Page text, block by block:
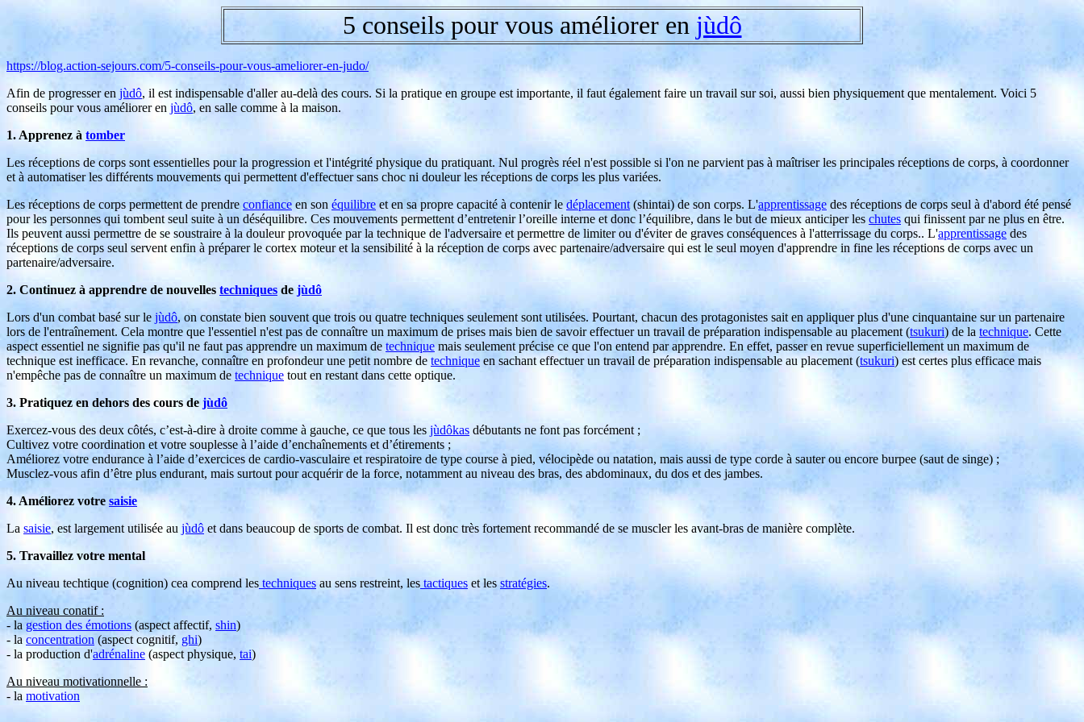
5 conseils pour vous améliorer enjùdô
https://blog.action-sejours.com/5-conseils-pour-vous-ameliorer-en-judo/
Afin de progresser en jùdô, il est indispensable d'aller au-delà des cours. Si la pratique en groupe est importante, il faut également faire un travail sur soi, aussi bien physiquement que mentalement. Voici 5
conseils pour vous améliorer en jùdô, en salle comme à la maison.
1. Apprenez à tomber
Les réceptions de corps sont essentielles pour la progression et l'intégrité physique du pratiquant. Nul progrès réel n'est possible si l'on ne parvient pas à maîtriser les principales réceptions de corps, à coordonner
et à automatiser les différents mouvements qui permettent d'effectuer sans choc ni douleur les réceptions de corps les plus variées.
Les réceptions de corps permettent de prendre confiance en son équilibre et en sa propre capacité à contenir le déplacement (shintai) de son corps. L'apprentissage des réceptions de corps seul à d'abord été pensé
pour les personnes qui tombent seul suite à un déséquilibre. Ces mouvements permettent d’entretenir l’oreille interne et donc l’équilibre, dans le but de mieux anticiper les chutes qui finissent par ne plus en être.
Ils peuvent aussi permettre de se soustraire à la douleur provoquée par la technique de l'adversaire et permettre de limiter ou d'éviter de graves conséquences à l'atterrissage du corps.. L'apprentissage des
réceptions de corps seul servent enfin à préparer le cortex moteur et la sensibilité à la réception de corps avec partenaire/adversaire qui est le seul moyen d'apprendre in fine les réceptions de corps avec un
partenaire/adversaire.
2. Continuez à apprendre de nouvelles techniques de jùdô
Lors d'un combat basé sur le jùdô, on constate bien souvent que trois ou quatre techniques seulement sont utilisées. Pourtant, chacun des protagonistes sait en appliquer plus d'une cinquantaine sur un partenaire
lors de l'entraînement. Cela montre que l'essentiel n'est pas de connaître un maximum de prises mais bien de savoir effectuer un travail de préparation indispensable au placement (tsukuri) de la technique. Cette
aspect essentiel ne signifie pas qu'il ne faut pas apprendre un maximum de technique mais seulement précise ce que l'on entend par apprendre. En effet, passer en revue superficiellement un maximum de
technique est inefficace. En revanche, connaître en profondeur une petit nombre de technique en sachant effectuer un travail de préparation indispensable au placement (tsukuri) est certes plus efficace mais
n'empêche pas de connaître un maximum de technique tout en restant dans cette optique.
3. Pratiquez en dehors des cours de jùdô
Exercez-vous des deux côtés, c’est-à-dire à droite comme à gauche, ce que tous les jùdôkas débutants ne font pas forcément ;
Cultivez votre coordination et votre souplesse à l’aide d’enchaînements et d’étirements ;
Améliorez votre endurance à l’aide d’exercices de cardio-vasculaire et respiratoire de type course à pied, vélocipède ou natation, mais aussi de type corde à sauter ou encore burpee (saut de singe) ;
Musclez-vous afin d’être plus endurant, mais surtout pour acquérir de la force, notamment au niveau des bras, des abdominaux, du dos et des jambes.
4. Améliorez votre saisie
La saisie, est largement utilisée au jùdô et dans beaucoup de sports de combat. Il est donc très fortement recommandé de se muscler les avant-bras de manière complète.
5. Travaillez votre mental
Au niveau techtique (cognition) cea comprend les techniques au sens restreint, les tactiques et lesstratégies.
Au niveau conatif :
- la gestion des émotions (aspect affectif, shin)
- laconcentration (aspect cognitif, ghi)
- la production d'adrénaline (aspect physique, tai)
Au niveau motivationnelle :
- la motivation